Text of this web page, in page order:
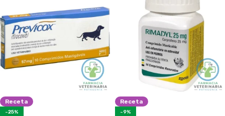
Receta
-25%
Receta
-9%